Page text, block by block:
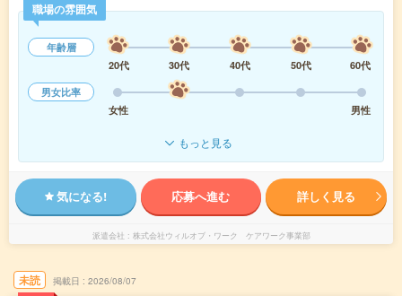
職場の雰囲気
年齢層
20代
30代 40代 50代
60代
男女比率
女性
男性
もっと見る
気になる! 応募へ進む 詳しく見る
派遣会社 株式会社ウィルオブ・ワーク ケアワーク事業部
未読 掲載日 2026/08/07